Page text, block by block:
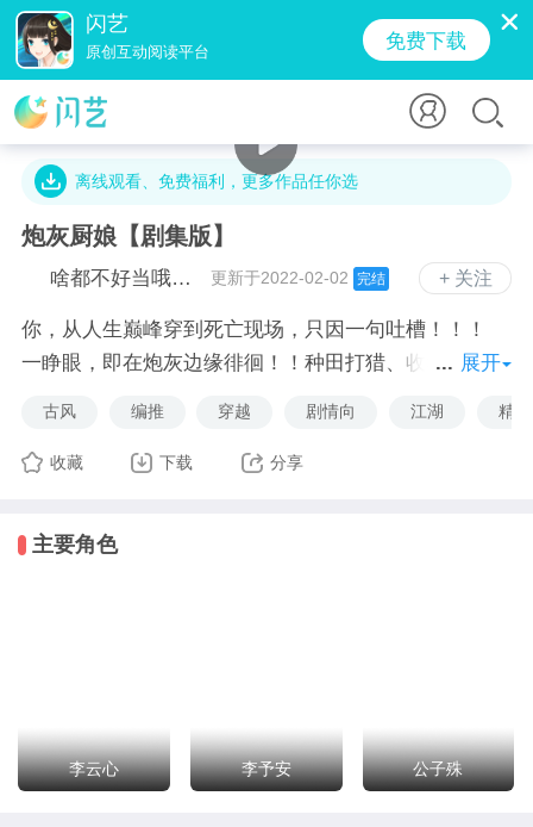
闪艺
原创互动阅读平台 免费下载
42万字 · 8.6万人气 · 1672.4M · 199.1万贡献值
离线观看、免费福利，更多作品任你选
炮灰厨娘【剧集版】
+ 关注
啥都不好当哦工作室 更新于2022-02-02 完结
你，从人生巅峰穿到死亡现场，只因一句吐槽！！！
一睁眼，即在炮灰边缘徘徊！！种田打猎、收集食谱、
弟弟；
的高干堂主，
还有好多奇怪NPC等你投喂！
展开
古风 编推 穿越 剧情向 江湖 精品
收藏 下载 分享
主要角色
李云心 李予安 公子殊